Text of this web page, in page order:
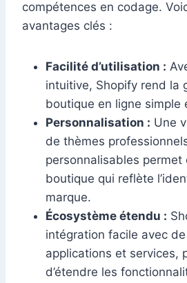
compétences en codage.
avantages clés :
Facilité d’utilisation :
intuitive, Shopify rend la
boutique en ligne simple
Personnalisation : Une
de thèmes
personnalisables permet
boutique qui reflète
marque.
Écosystème étendu :
intégration facile avec
applications et services,
d’étendre les